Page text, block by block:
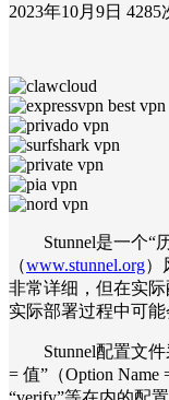
2023年10月9日 4285
Stunnel是一个“
（www.stunnel.org）
非常详细，但在实
实际部署过程中可
Stunnel配置文
= 值”（Option Name